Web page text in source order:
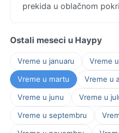
prekida u oblačnom
Ostali meseci u Науру
Vreme u januaru
Vreme
Vreme u martu
Vreme u
Vreme u junu
Vreme u
Vreme u septembru